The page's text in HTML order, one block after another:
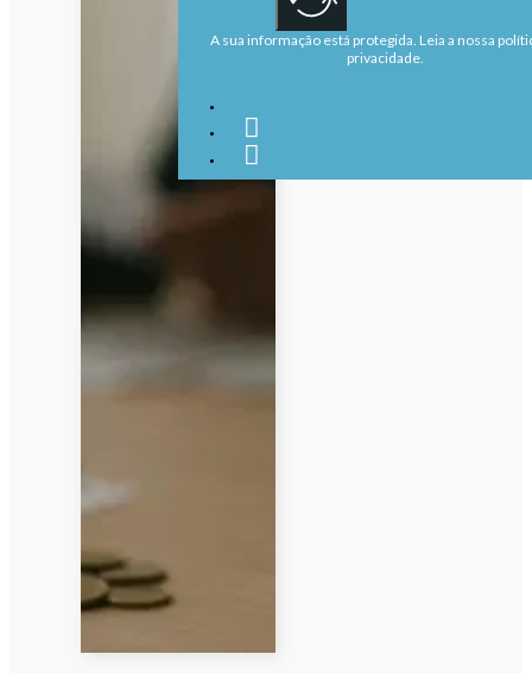
A sua informação está protegida. Leia a nossa
privacidade.